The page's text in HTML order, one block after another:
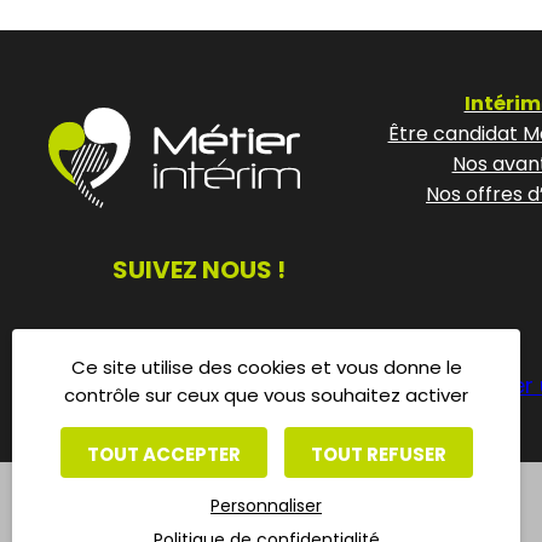
SUIVEZ NOUS !
Être candidat
Nos
Nos offres
Déposer
Ce site utilise des cookies et vous donne le
contrôle sur ceux que vous souhaitez activer
TOUT ACCEPTER TOUT REFUSER
Personnaliser